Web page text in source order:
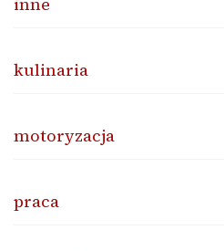
kulinaria
motoryzacja
praca